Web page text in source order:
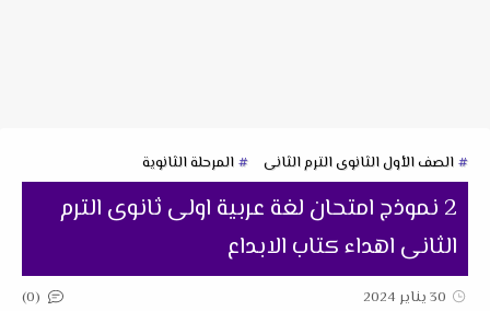
الصف الأول الثانوى الترم الثانى المرحلة الثانوية
2 نموذج امتحان لغة عربية اولى ثانوى الترم
الثانى اهداء كتاب الابداع
30 يناير 2024 (0)